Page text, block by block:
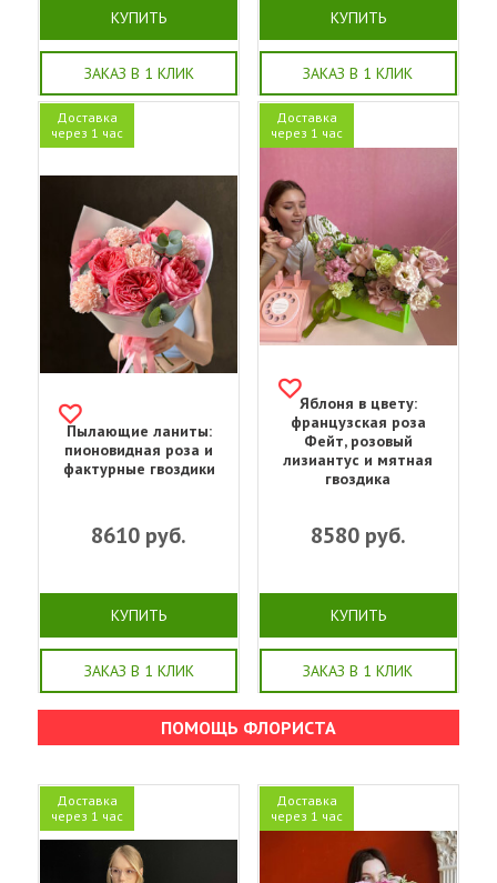
КУПИТЬ
ЗАКАЗ В 1 КЛИК
КУПИТЬ
ЗАКАЗ В 1 КЛИК
Доставка
через 1 час
Пылающие ланиты:
пионовидная роза и
фактурные гвоздики
8610 руб.
КУПИТЬ
ЗАКАЗ В 1 КЛИК
Доставка
через 1 час
Яблоня в цвету:
французская роза
Фейт, розовый
лизиантус и мятная
гвоздика
8580руб.
КУПИТЬ
ЗАКАЗ В 1 КЛИК
ПОМОЩЬ ФЛОРИСТА
Доставка
через 1 час
Доставка
через 1 час